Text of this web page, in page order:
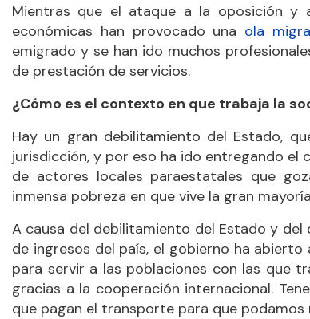
Mientras que el ataque a la oposición y
económicas han provocado una ola
emigrado y se han ido muchos
de prestación de servicios.
¿Cómo es el contexto en que trabaja la
Hay un gran debilitamiento del Estado,
jurisdicción, y por eso ha ido entregando
de actores locales paraestatales que
inmensa pobreza en que vive la gran
A causa del debilitamiento del Estado y
de ingresos del país, el gobierno ha
para servir a las poblaciones con las que
gracias a la cooperación internacional.
que pagan el transporte para que